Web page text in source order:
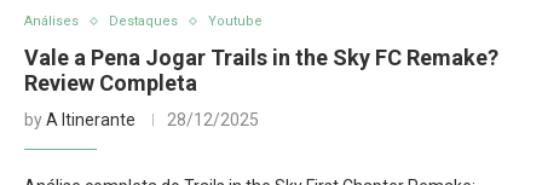
Análises Destaques Youtube
Vale a Pena Jogar Trails in the Sky FC Remake?
Review Completa
byA Itinerante 28/12/2025